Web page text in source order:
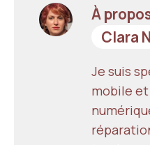
À
Clara
Je suis
mobile